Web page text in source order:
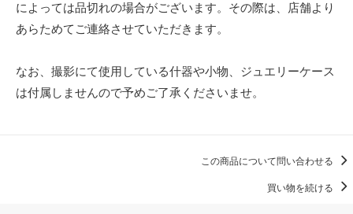
によっては品切れの場合がございます。その際は、店舗より
あらためてご連絡させていただきます。
なお、撮影にて使用している什器や小物、ジュエリーケース
は付属しませんので予めご了承くださいませ。
この商品について問い合わせる
買い物を続ける